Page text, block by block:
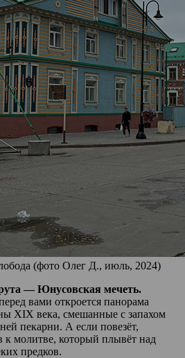
(фото Олег Д., июль, 2024)
— Юнусовская мечеть.
вами откроется панорама
XIX века, смешанные с запахом
пекарни. А если повезёт,
молитве, который плывёт над
предков.